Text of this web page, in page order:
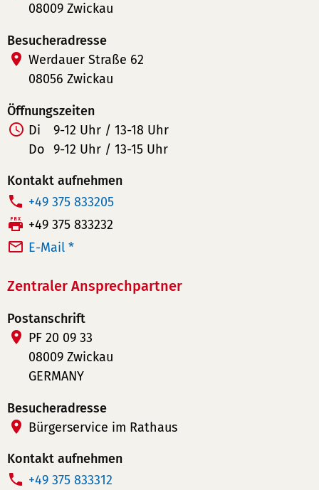
08009 Zwickau
Besucheradresse
Werdauer Straße 62
08056 Zwickau
Öffnungszeiten
Di
9-12 Uhr / 13-18 Uhr
Do 9-12 Uhr / 13-15 Uhr
Kontakt aufnehmen
T
e
l
n
n
u
m
e
r:
+49 375 833205
F
a
+49 375 833232
E-Mail *
Zentraler Ansprechpartner
Postanschrift
PF 20 09 33
08009 Zwickau
GERMANY
Besucheradresse
Bürgerservice im Rathaus
Kontakt aufnehmen
T
+49 375 833312